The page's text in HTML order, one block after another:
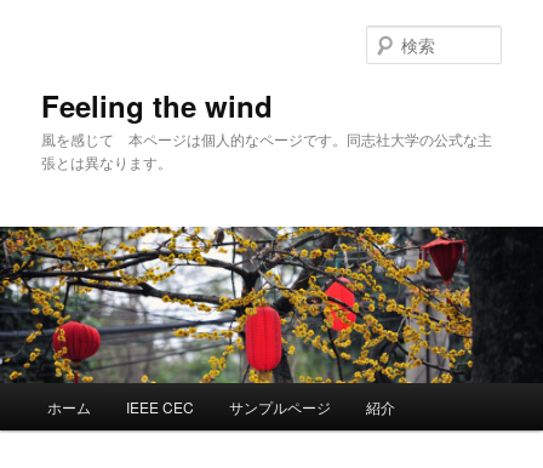
移
動
動
Feeling the wind
風を感じて 本ページは個人的なページです。同志社大学の公式な主
張とは異なります。
索
ホーム IEEE CEC サンプルページ 紹介